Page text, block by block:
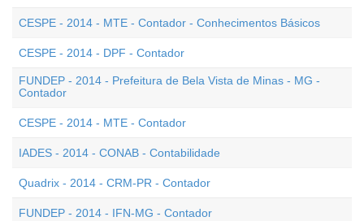
CESPE - 2014 - MTE - Contador - Conhecimentos Básicos
CESPE - 2014 - DPF - Contador
FUNDEP - 2014 - Prefeitura de Bela Vista de Minas - MG -
Contador
CESPE - 2014 - MTE - Contador
IADES - 2014 - CONAB - Contabilidade
Quadrix - 2014 - CRM-PR - Contador
FUNDEP - 2014 - IFN-MG - Contador